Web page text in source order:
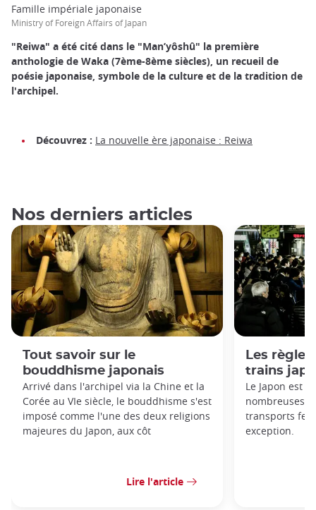
Famille impériale japonaise
Ministry of Foreign Affairs of Japan
"Reiwa" a été cité dans le "Man’yôshû" la première
anthologie de Waka (7ème-8ème siècles), un recueil de
poésie japonaise, symbole de la culture et de la tradition de
l'archipel.
Découvrez : La nouvelle ère japonaise : Reiwa
Nos derniers articles
Tout savoir sur le
bouddhisme japonais
Arrivé dans l'archipel via la Chine et la
Corée au VIe siècle, le bouddhisme s'est
imposé comme l'une des deux religions
majeures du Japon, aux côt
Lire l'article
Les
trains
Le Japon est
nombreuses
transports
exception.